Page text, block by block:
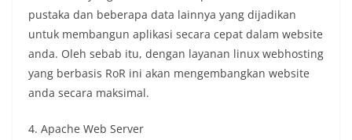
pustaka dan beberapa data lainnya yang dijadikan
untuk membangun aplikasi secara cepat dalam website
anda. Oleh sebab itu, dengan layanan linux webhosting
yang berbasis RoR ini akan mengembangkan website
anda secara maksimal.
4. Apache Web Server